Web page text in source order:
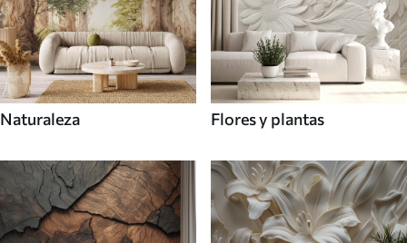
Naturaleza Flores y plantas